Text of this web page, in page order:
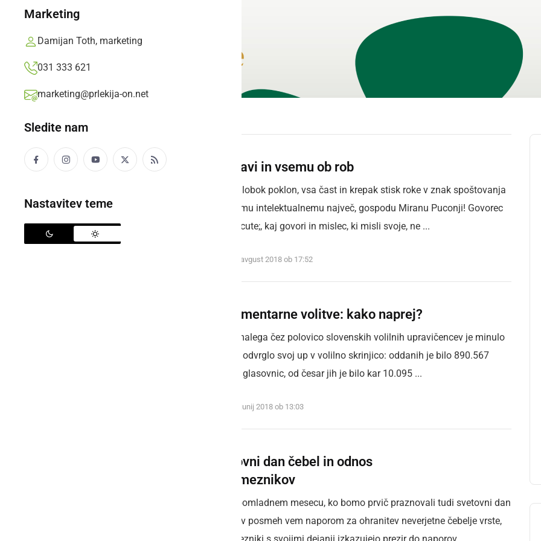
Marketing
Damijan Toth, marketing
031 333 621
marketing@prlekija-on.net
Sledite nam
Nastavitev teme
Proslavi in vsemu ob rob
Prvič: Globok poklon, vsa čast in krepak stisk roke v znak spoštovanja
prleškemu intelektualnemu največ, gospodu Miranu Puconji! Govorec
ki v&eacute;, kaj govori in mislec, ki misli svoje, ne ...
sreda, 8. avgust 2018 ob 17:52
Parlamentarne volitve: kako naprej?
Nekaj malega čez polovico slovenskih volilnih upravičencev je minulo
nedeljo odvrglo svoj up v volilno skrinjico: oddanih je bilo 890.567
volilnih glasovnic, od česar jih je bilo kar 10.095 ...
sreda, 6. junij 2018 ob 13:03
Svetovni dan čebel in odnos
posameznikov
V tem pomladnem mesecu, ko bomo prvič praznovali tudi svetovni dan
čebele, v posmeh vem naporom za ohranitev neverjetne čebelje vrste,